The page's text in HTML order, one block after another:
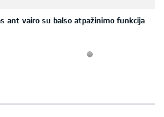
ant vairo su balso atpažinimo funkcija